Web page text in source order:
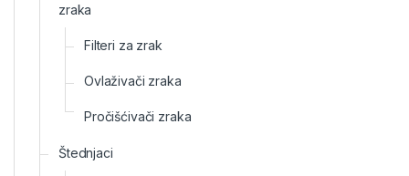
zraka
Filteri za zrak
Ovlaživači zraka
Pročišćivači zraka
Štednjaci